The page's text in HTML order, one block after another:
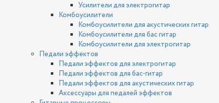
Усилители для электрогитар
Комбоусилители
Комбоусилители для акустических гитар
Комбоусилители для бас гитар
Комбоусилители для электрогитар
Педали эффектов
Педали эффектов для электрогитар
Педали эффектов для бас-гитар
Педали эффектов для акустических гитар
Аксессуары для педалей эффектов